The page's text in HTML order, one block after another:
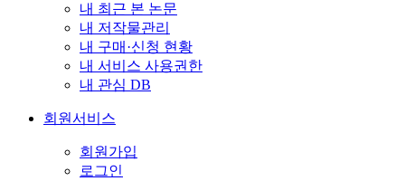
내 최근 본 논문
내 저작물관리
내 구매·신청 현황
내 서비스 사용권한
내 관심 DB
회원서비스
회원가입
로그인